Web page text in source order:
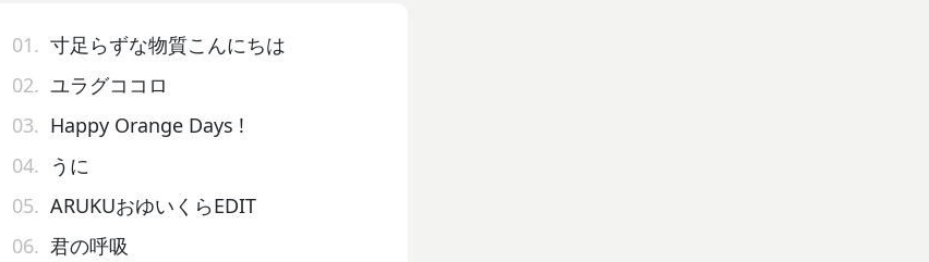
01. 寸足らずな物質こんにちは
02. ユラグココロ
03. Happy Orange Days !
04. うに
05. ARUKUおゆいくらEDIT
06. 君の呼吸